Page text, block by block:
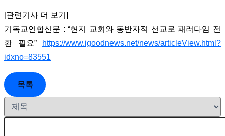
[관련기사 더 보기]
기독교연합신문 : “현지 교회와 동반자적 선교로 패러다임 전
환 필요”
https://www.igoodnews.net/news/articleView.html?
idxno=83551
목록